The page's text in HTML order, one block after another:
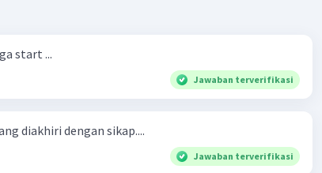
start ...
Jawaban terverifikasi
diakhiri dengan sikap....
Jawaban terverifikasi